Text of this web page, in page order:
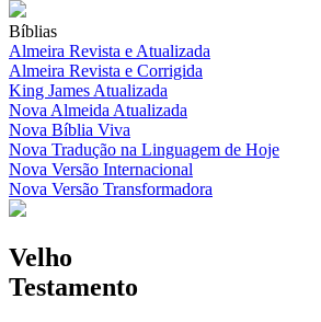
Bíblias
Almeira Revista e Atualizada
Almeira Revista e Corrigida
King James Atualizada
Nova Almeida Atualizada
Nova Bíblia Viva
Nova Tradução na Linguagem de Hoje
Nova Versão Internacional
Nova Versão Transformadora
Velho
Testamento